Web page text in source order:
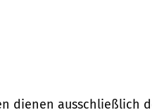
dienen ausschließlich